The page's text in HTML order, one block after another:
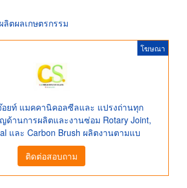
ลิตผลเกษตรกรรม
โฆษณา
อยท์ แมคคานิคอลซีลและ แปรงถ่านทุก
ด้านการผลิตและงานซ่อม Rotary Joint,
และ Carbon Brush ผลิตงานตามแบ
ติดต่อสอบถาม